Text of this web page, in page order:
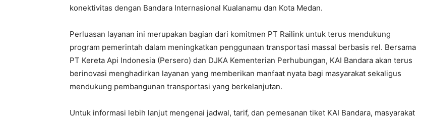
konektivitas dengan Bandara Internasional Kualanamu dan Kota Medan.
Perluasan layanan ini merupakan bagian dari komitmen PT Railink untuk terus mendukung
program pemerintah dalam meningkatkan penggunaan transportasi massal berbasis rel. Bersama
PT Kereta Api Indonesia (Persero) dan DJKA Kementerian Perhubungan, KAI Bandara akan terus
berinovasi menghadirkan layanan yang memberikan manfaat nyata bagi masyarakat sekaligus
mendukung pembangunan transportasi yang berkelanjutan.
Untuk informasi lebih lanjut mengenai jadwal, tarif, dan pemesanan tiket KAI Bandara, masyarakat